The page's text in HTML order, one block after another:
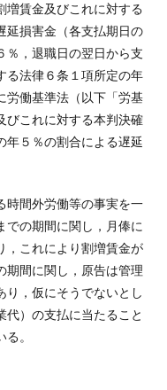
増賃金及びこれに対する
延損害金（各支払期日の
％，退職日の翌日から支
る法律６条１項所定の年
労働基準法（以下「労基
びこれに対する本判決確
年５％の割合による遅延
時間外労働等の事実を一
での期間に関し，月俸に
，これにより割増賃金が
期間に関し，原告は管理
り，仮にそうでないとし
代）の支払に当たること
。